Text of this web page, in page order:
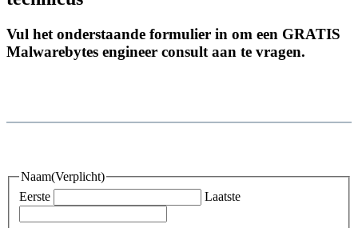
Vul het onderstaande formulier in om een GRATIS
Malwarebytes engineer consult aan te vragen.
Naam(Verplicht)
Eerste
Laatste